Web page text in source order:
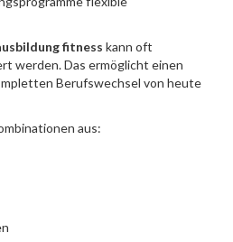
fitness kann oft
werden. Das ermöglicht einen
Berufswechsel von heute
aus: